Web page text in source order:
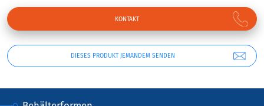
DIESES PRODUKT JEMANDEM SENDEN
KONTAKT